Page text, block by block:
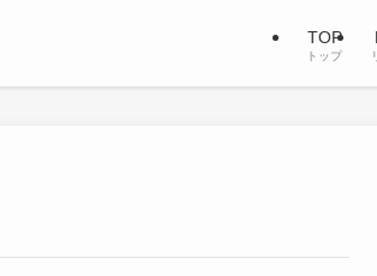
TOP
トップ